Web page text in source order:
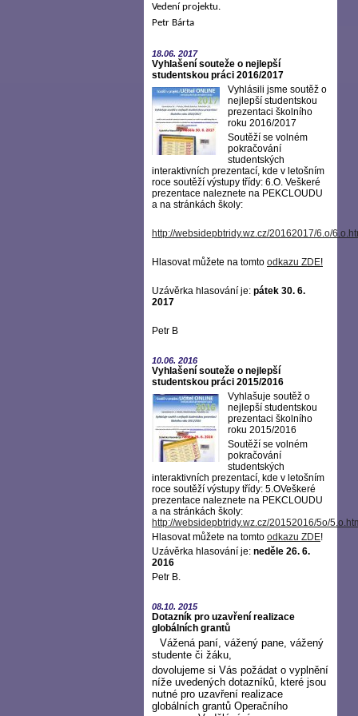
Vedení projektu.
Petr Bárta
18.06. 2017
Vyhlašení souteže o nejlepší
studentskou práci 2016/2017
Vyhlásili jsme soutěž o
nejlepší studentskou
prezentaci školního
roku 2016/2017
Soutěží se volném
pokračování
studentských
interaktivních prezentací, kde v letošním
roce soutěží výstupy třídy: 6.O. Veškeré
prezentace naleznete na PEKCLOUDU
a na stránkách školy:
http://websidepbtridy.wz.cz/20162017/6.o/
Hlasovat můžete na tomto odkazu ZDE!
Uzávěrka hlasování je: pátek 30. 6.
2017
Petr B
10.06. 2016
Vyhlašení souteže o nejlepší
studentskou práci 2015/2016
Vyhlašuje soutěž o
nejlepší studentskou
prezentaci školního
roku 2015/2016
Soutěží se volném
pokračování
studentských
interaktivních prezentací, kde v letošním
roce soutěží výstupy třídy: 5.OVeškeré
prezentace naleznete na PEKCLOUDU
a na stránkách školy:
http://websidepbtridy.wz.cz/20152016/5o/
Hlasovat můžete na tomto odkazu ZDE!
Uzávěrka hlasování je: neděle 26. 6.
2016
Petr B.
08.10. 2015
Dotazník pro uzavření realizace
globálních grantů
Vážená paní, vážený pane, vážený
studente či žáku,
dovolujeme si Vás požádat o vyplnění
níže uvedených dotazníků, které jsou
nutné pro uzavření realizace
globálních grantů Operačního